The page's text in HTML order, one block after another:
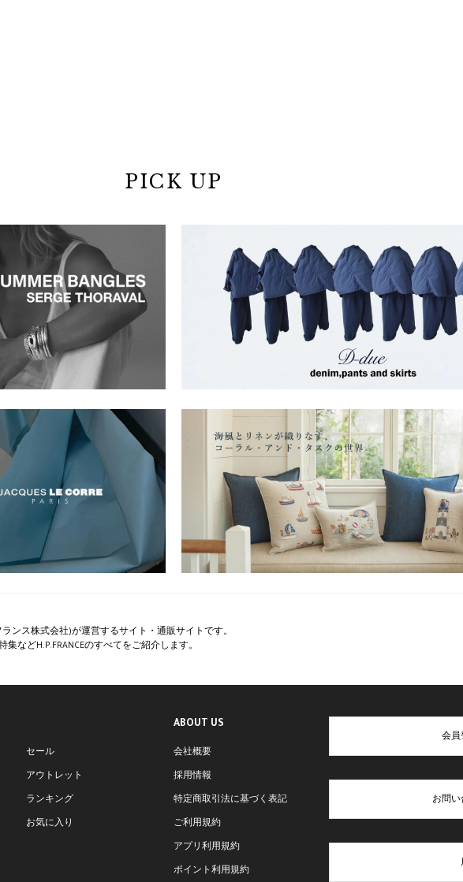
PICK UP
ランス株式会社)が運営するサイト・通販サイトです。
などH.P.FRANCEのすべてをご紹介します。
セール
アウトレット
ランキング
お気に入り
ABOUT US
会社概要
採用情報
特定商取引法に基づく表記
ご利用規約
アプリ利用規約
ポイント利用規約
会員
お問い